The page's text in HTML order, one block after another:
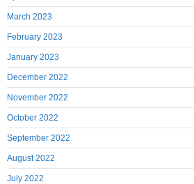
March 2023
February 2023
January 2023
December 2022
November 2022
October 2022
September 2022
August 2022
July 2022